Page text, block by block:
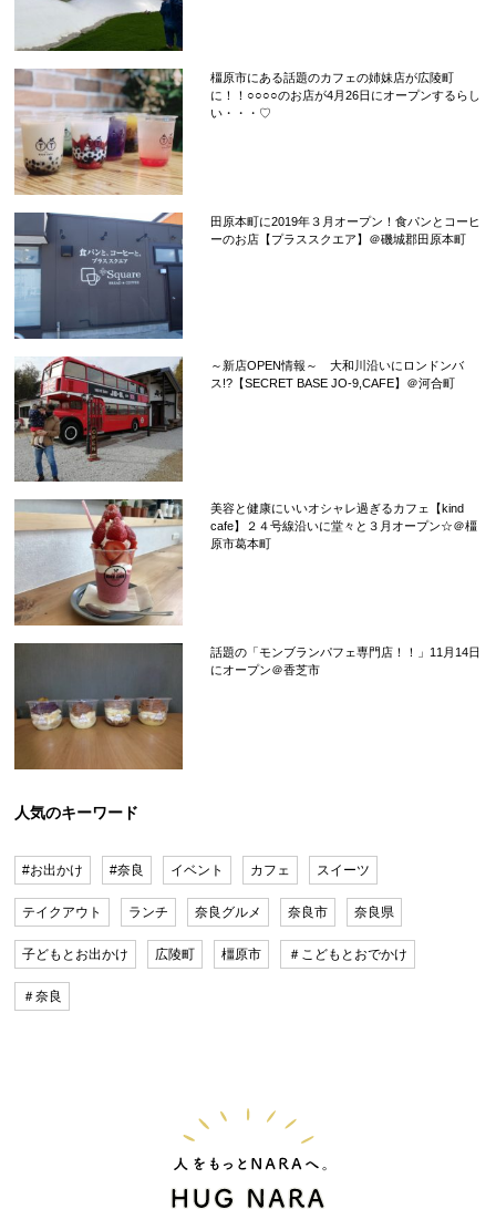
橿原市にある話題のカフェの姉妹店が広陵町
に！！○○○○のお店が4月26日にオープンするらし
い・・・♡
田原本町に2019年３月オープン！食パンとコーヒ
ーのお店【プラススクエア】＠磯城郡田原本町
～新店OPEN情報～ 大和川沿いにロンドンバ
ス!?【SECRET BASE JO-9,CAFE】＠河合町
美容と健康にいいオシャレ過ぎるカフェ【kind
cafe】２４号線沿いに堂々と３月オープン☆＠橿
原市葛本町
話題の「モンブランパフェ専門店！！」11月14日
にオープン＠香芝市
人気のキーワード
#お出かけ #奈良 イベント カフェ スイーツ
テイクアウト ランチ 奈良グルメ 奈良市 奈良県
子どもとお出かけ 広陵町 橿原市 ＃こどもとおでかけ
＃奈良